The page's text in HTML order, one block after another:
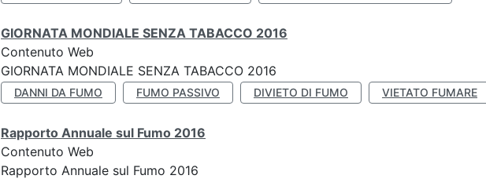
GIORNATA MONDIALE SENZA TABACCO 2016
Contenuto Web
GIORNATA MONDIALE SENZA TABACCO 2016
DANNI DA FUMO FUMO PASSIVO DIVIETO DI FUMO VIETATO FUMARE
Rapporto Annuale sul Fumo 2016
Contenuto Web
Rapporto Annuale sul Fumo 2016